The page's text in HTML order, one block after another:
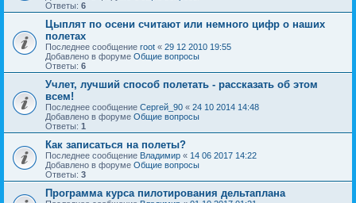
Ответы: 6
Цыплят по осени считают или немного цифр о наших
полетах
Последнее сообщение root « 29 12 2010 19:55
Добавлено в форуме Общие вопросы
Ответы: 6
Учлет, лучший способ полетать - рассказать об этом
всем!
Последнее сообщение Сергей_90 « 24 10 2014 14:48
Добавлено в форуме Общие вопросы
Ответы: 1
Как записаться на полеты?
Последнее сообщение Владимир « 14 06 2017 14:22
Добавлено в форуме Общие вопросы
Ответы: 3
Программа курса пилотирования дельтаплана